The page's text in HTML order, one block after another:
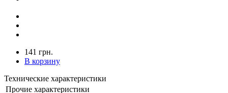
141 грн.
В корзину
Технические характеристики
Прочие характеристики